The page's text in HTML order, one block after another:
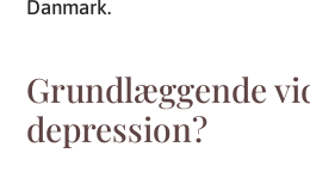
Danmark.
Grundlæggende
depression?